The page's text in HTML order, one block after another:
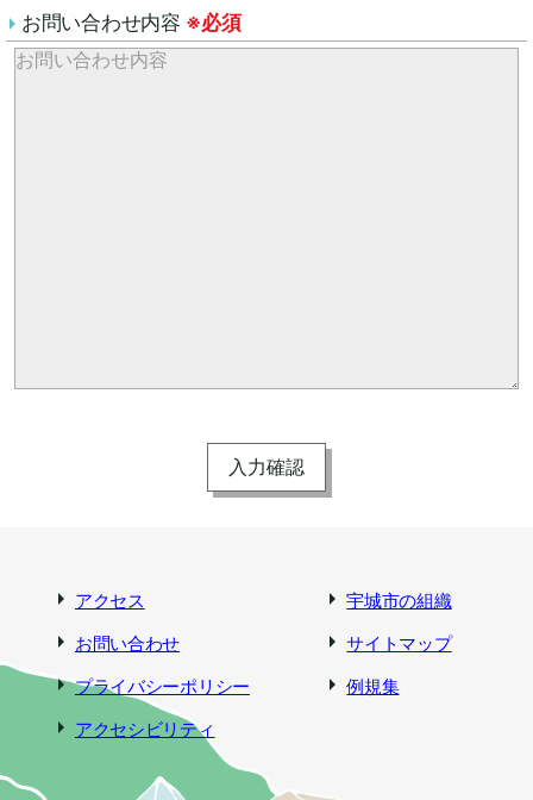
お問い合わせ内容 ※必須
アクセス
宇城市の組織
お問い合わせ
サイトマップ
プライバシーポリシー
例規集
アクセシビリティ